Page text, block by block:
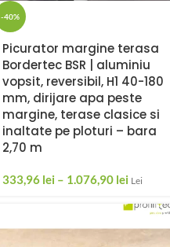
-40%
Picurator margine terasa
Bordertec BSR | aluminiu
vopsit, reversibil, H1 40-180
mm, dirijare apa peste
margine, terase clasice si
inaltate pe ploturi – bara
2,70 m
333,96 lei – 1.076,90 lei Lei